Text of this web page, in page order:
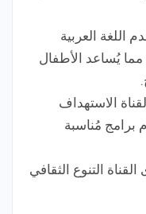
اللغة العربية
يُساعد الأطفال
الاستهداف
برامج مُناسبة
التنوع الثقافي